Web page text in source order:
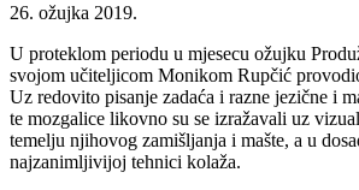
26. ožujka 2019.
U proteklom periodu u mjesecu ožujku
svojom učiteljicom Monikom Rupčić
Uz redovito pisanje zadaća i razne jezične i
te mozgalice likovno su se izražavali uz
temelju njihovog zamišljanja i mašte, a u
najzanimljivijoj tehnici kolaža.